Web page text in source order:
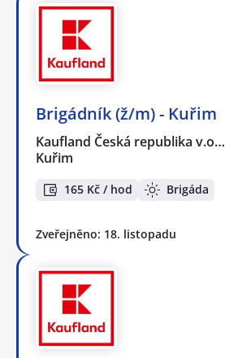
Brigádník (ž/m) - Kuřim
Kaufland Česká republika v.o…
Kuřim
165 Kč / hod Brigáda
Zveřejněno: 18. listopadu